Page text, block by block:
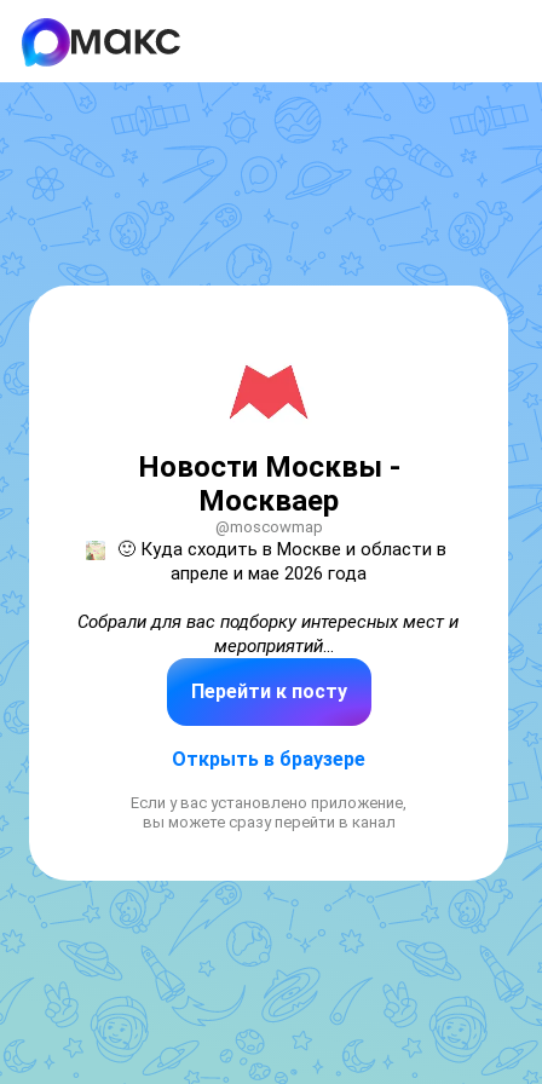
Новости Москвы -
Москваер
@moscowmap
🙂 Куда сходить в Москве и области в
апреле и мае 2026 года
Собрали для вас подборку интересных мест и
мероприятий
Подписывайтесь на канал, чтобы знать все,
места и многое другое
Перейти к посту
Открыть в браузере
Если у вас установлено приложение,
вы можете сразу перейти в канал